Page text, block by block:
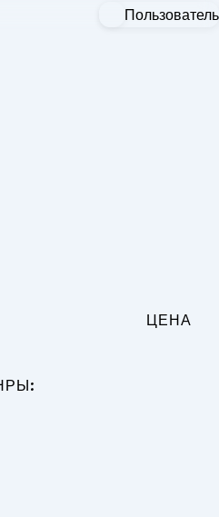
Пользователь
ЦЕНА